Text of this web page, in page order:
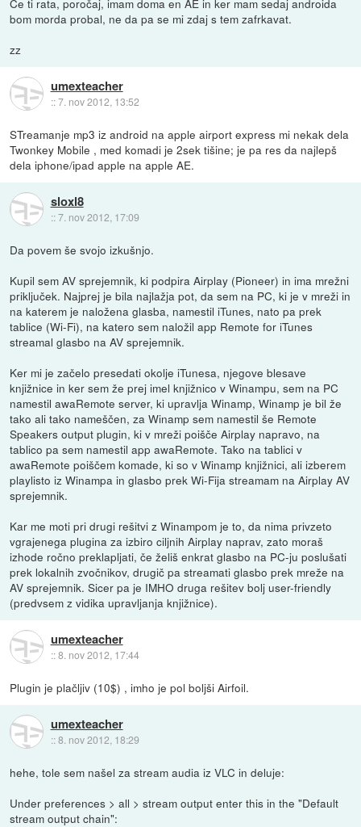
bom morda probal, ne da pa se mi zdaj s tem zafrkavat.
zz
umexteacher
::7. nov 2012, 13:52
STreamanje mp3 iz android na apple airport express mi nekak dela
Twonkey Mobile , med komadi je 2sek tišine; je pa res da najlepš
dela iphone/ipad apple na apple AE.
sloxl8
::7. nov 2012, 17:09
Da povem še svojo izkušnjo.
Kupil sem AV sprejemnik, ki podpira Airplay (Pioneer) in ima mrežni
priključek. Najprej je bila najlažja pot, da sem na PC, ki je v mreži in
na katerem je naložena glasba, namestil iTunes, nato pa prek
tablice (Wi-Fi), na katero sem naložil app Remote for iTunes
streamal glasbo na AV sprejemnik.
Ker mi je začelo presedati okolje iTunesa, njegove blesave
knjižnice in ker sem že prej imel knjižnico v Winampu, sem na PC
namestil awaRemote server, ki upravlja Winamp, Winamp je bil že
tako ali tako nameščen, za Winamp sem namestil še Remote
Speakers output plugin, ki v mreži poišče Airplay napravo, na
tablico pa sem namestil app awaRemote. Tako na tablici v
awaRemote poiščem komade, ki so v Winamp knjižnici, ali izberem
playlisto iz Winampa in glasbo prek Wi-Fija streamam na Airplay AV
sprejemnik.
Kar me moti pri drugi rešitvi z Winampom je to, da nima privzeto
vgrajenega plugina za izbiro ciljnih Airplay naprav, zato moraš
izhode ročno preklapljati, če želiš enkrat glasbo na PC-ju poslušati
prek lokalnih zvočnikov, drugič pa streamati glasbo prek mreže na
AV sprejemnik. Sicer pa je IMHO druga rešitev bolj user-friendly
(predvsem z vidika upravljanja knjižnice).
umexteacher
::8. nov 2012, 17:44
Plugin je plačljiv (10$) , imho je pol boljši Airfoil.
umexteacher
::8. nov 2012, 18:29
hehe, tole sem našel za stream audia iz VLC in deluje:
Under preferences > all > stream output enter this in the "Default
stream output chain":